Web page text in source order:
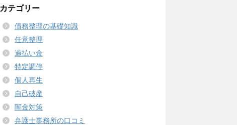
カテゴリー
債務整理の基礎知識
任意整理
過払い金
特定調停
個人再生
自己破産
闇金対策
弁護士事務所の口コミ